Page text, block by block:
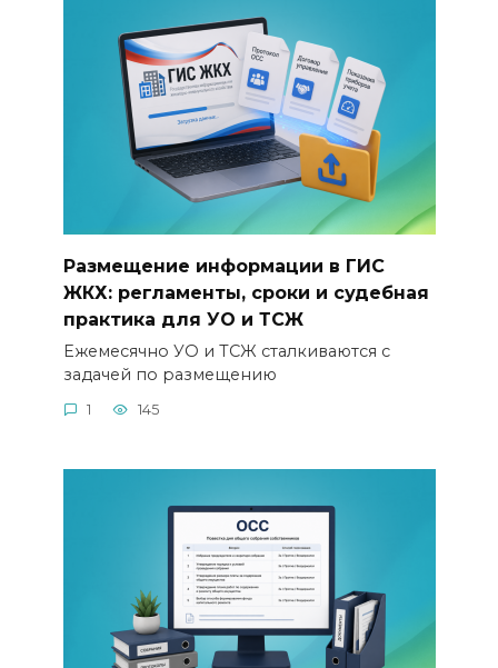
Размещение информации в ГИС
ЖКХ: регламенты, сроки и судебная
практика для УО и ТСЖ
Ежемесячно УО и ТСЖ сталкиваются с
задачей по размещению
1 145